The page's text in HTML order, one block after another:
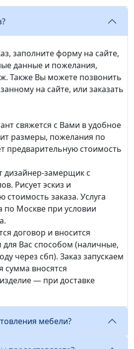
заполните форму на сайте,
данные и пожелания,
Также Вы можете позвонить
на сайте, или заказать
свяжется с Вами в удобное
размеры, пожелания по
предварительную стоимость
дизайнер-замерщик с
Рисует эскиз и
стоимость заказа. Услуга
по Москве при условии
договор и вносится
Вас способом (наличные,
через сбп). Заказ запускаем
сумма вносятся
— при доставке
мебели?